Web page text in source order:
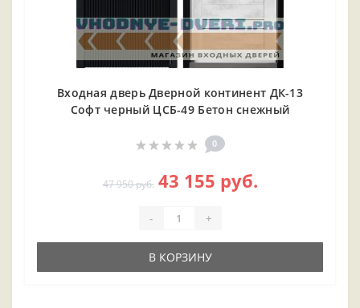
Входная дверь Дверной континент ДК-13
Софт черный ЦСБ-49 Бетон снежный
0
47 950 руб. 43 155 руб.
- +
В КОРЗИНУ